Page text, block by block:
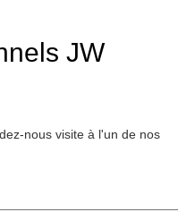
JW
nous visite à l'un de nos